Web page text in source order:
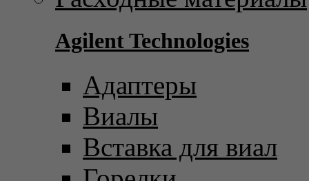
Agilent Technologies
Адаптеры
Виалы
Вставка для виал